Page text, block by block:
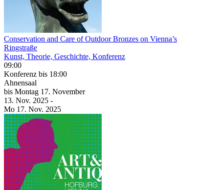
Conservation and Care of Outdoor Bronzes on Vienna’s
Ringstraße
Kunst, Theorie, Geschichte, Konferenz
09:00
Konferenz bis 18:00
Ahnensaal
bis Montag 17. November
13. Nov. 2025 -
Mo 17. Nov. 2025